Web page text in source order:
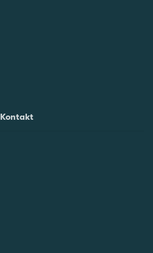
Kontakt